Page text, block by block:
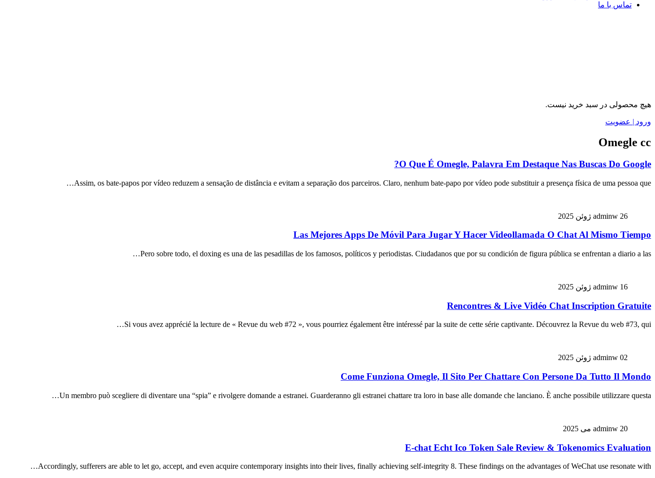
تماس با ما
هیچ محصولی در سبد خرید نیست.
ورود | عضویت
Omegle cc
O Que É Omegle, Palavra Em Destaque Nas Buscas Do Google?
Assim, os bate-papos por vídeo reduzem a sensação de distância e evitam a separação dos parceiros. Claro, nenhum bate-papo por vídeo pode substituir a presença física de uma pessoa que…
adminw 26 ژوئن 2025
Las Mejores Apps De Móvil Para Jugar Y Hacer Videollamada O Chat Al Mismo Tiempo
Pero sobre todo, el doxing es una de las pesadillas de los famosos, políticos y periodistas. Ciudadanos que por su condición de figura pública se enfrentan a diario a las…
adminw 16 ژوئن 2025
Rencontres & Live Vidéo Chat Inscription Gratuite
Si vous avez apprécié la lecture de « Revue du web #72 », vous pourriez également être intéressé par la suite de cette série captivante. Découvrez la Revue du web #73, qui…
adminw 02 ژوئن 2025
Come Funziona Omegle, Il Sito Per Chattare Con Persone Da Tutto Il Mondo
Un membro può scegliere di diventare una “spia” e rivolgere domande a estranei. Guarderanno gli estranei chattare tra loro in base alle domande che lanciano. È anche possibile utilizzare questa…
adminw 20 می 2025
E-chat Echt Ico Token Sale Review & Tokenomics Evaluation
Accordingly, sufferers are able to let go, accept, and even acquire contemporary insights into their lives, finally achieving self-integrity 8. These findings on the advantages of WeChat use resonate with…